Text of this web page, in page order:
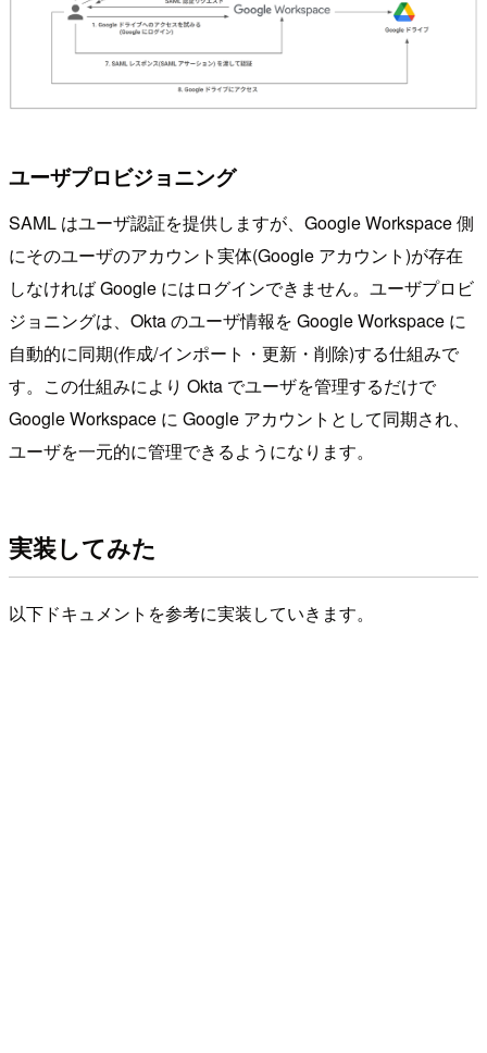
ユーザプロビジョニング
SAML はユーザ認証を提供しますが、Google Workspace 側
にそのユーザのアカウント実体(Google アカウント)が存在
しなければ Google にはログインできません。ユーザプロビ
ジョニングは、Okta のユーザ情報を Google Workspace に
自動的に同期(作成/インポート・更新・削除)する仕組みで
す。この仕組みにより Okta でユーザを管理するだけで
Google Workspace に Google アカウントとして同期され、
ユーザを一元的に管理できるようになります。
実装してみた
以下ドキュメントを参考に実装していきます。